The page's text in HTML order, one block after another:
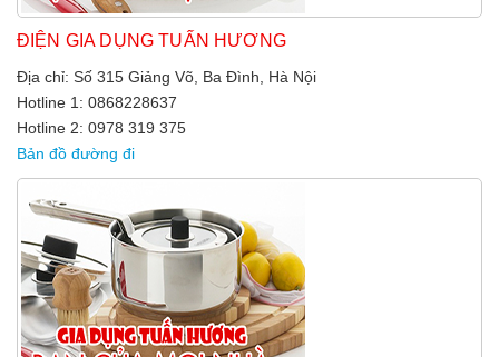
ĐIỆN GIA DỤNG TUẤN HƯƠNG
Địa chỉ: Số 315 Giảng Võ, Ba Đình, Hà Nội
Hotline 1: 0868228637
Hotline 2: 0978 319 375
Bản đồ đường đi